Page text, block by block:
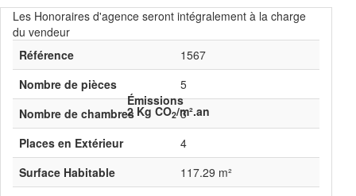
Les Honoraires d'agence seront intégralement à la charge
du vendeur
Référence
1567
Nombre de pièces
5
Nombre de chambres
3
Places en Extérieur
4
Surface Habitable
117.29 m²
Émissions
2 Kg CO2/m².an